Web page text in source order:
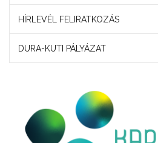
HÍRLEVÉL FELIRATKOZÁS
DURA-KUTI PÁLYÁZAT